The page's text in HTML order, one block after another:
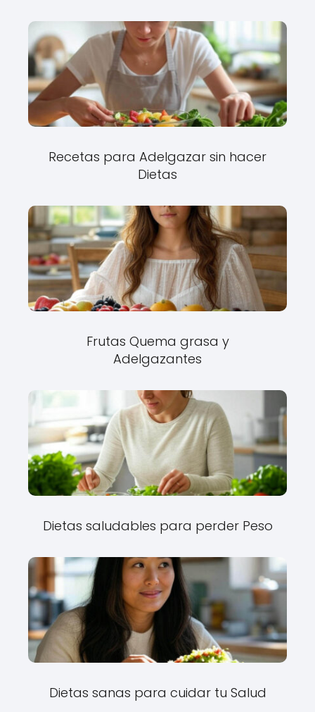
Recetas para Adelgazar sin hacer
Dietas
Frutas Quema grasa y
Adelgazantes
Dietas saludables para perder Peso
Dietas sanas para cuidar tu Salud